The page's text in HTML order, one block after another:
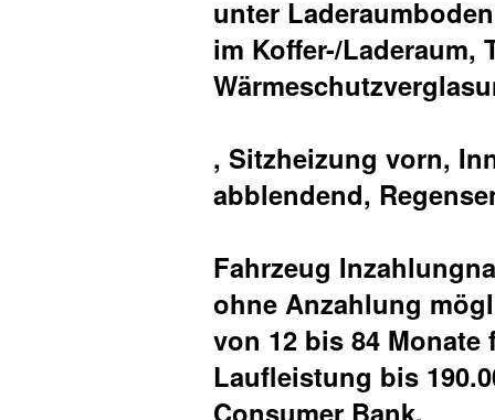
unter
im Koffer-/Laderaum,
, Sitzheizung vorn,
abblendend,
Fahrzeug
ohne Anzahlung
von 12 bis 84 Monate
Laufleistung bis
Consumer Bank.